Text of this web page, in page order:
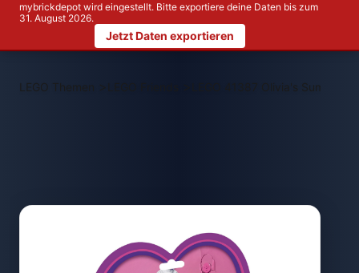
mybrickdepot wird eingestellt. Bitte exportiere deine Daten bis zum
31. August 2026.
Jetzt Daten exportieren
LEGO Themen > LEGO 41387 Olivia's Summer